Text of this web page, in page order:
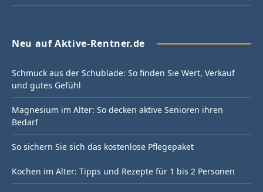
Neu auf Aktive-Rentner.de
Schmuck aus der Schublade: So finden Sie Wert, Verkauf
und gutes Gefühl
Magnesium im Alter: So decken aktive Senioren ihren
Bedarf
So sichern Sie sich das kostenlose Pflegepaket
Kochen im Alter: Tipps und Rezepte für 1 bis 2 Personen